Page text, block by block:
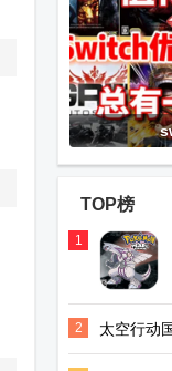
TOP榜
1
2
太空行动
安卓最新